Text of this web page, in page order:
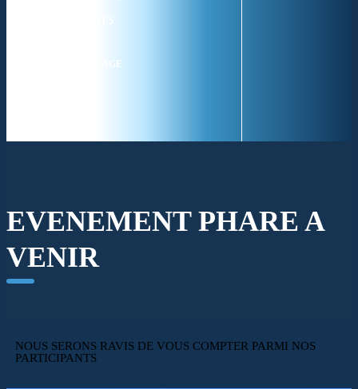
ACTUALITÉS
SGC EN IMAGE
EVENEMENT PHARE A
VENIR
NOUS SERONS RAVIS DE VOUS COMPTER PARMI NOS
PARTICIPANTS